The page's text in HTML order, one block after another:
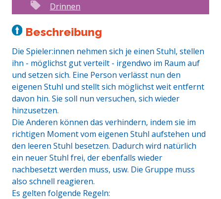
Drinnen
Beschreibung
Die Spieler:innen nehmen sich je einen Stuhl, stellen
ihn - möglichst gut verteilt - irgendwo im Raum auf
und setzen sich. Eine Person verlässt nun den
eigenen Stuhl und stellt sich möglichst weit entfernt
davon hin. Sie soll nun versuchen, sich wieder
hinzusetzen.
Die Anderen können das verhindern, indem sie im
richtigen Moment vom eigenen Stuhl aufstehen und
den leeren Stuhl besetzen. Dadurch wird natürlich
ein neuer Stuhl frei, der ebenfalls wieder
nachbesetzt werden muss, usw. Die Gruppe muss
also schnell reagieren.
Es gelten folgende Regeln: